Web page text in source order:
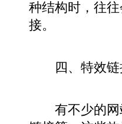
种结构时，往
接。
四、特效
有不少的网站